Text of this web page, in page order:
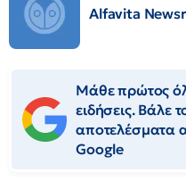
Alfavita
Μάθε πρώτος
ειδήσεις. Βάλε
αποτελέσματα
Google